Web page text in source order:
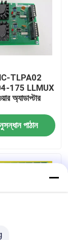
TLPA02
175 LLMUX
অ্যাডাপ্টার
পাঠান